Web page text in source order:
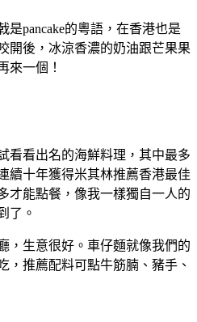
是pancake的粵語，在香港也是
開後，冰涼香濃的奶油跟芒果果
來一個！
看看出名的海鮮料理，其中最多
續十年獲得米其林推薦香港最佳
才能點餐，像我一樣獨自一人的
了。
，生意很好。車仔麵就像我們的
，推薦配料可點牛筋腩、豬手、